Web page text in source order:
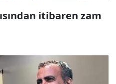
itibaren zam